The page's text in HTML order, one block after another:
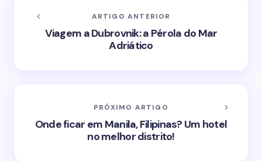
ARTIGO ANTERIOR
Viagem a Dubrovnik: a Pérola do Mar
Adriático
PRÓXIMO ARTIGO
Onde ficar em Manila, Filipinas? Um hotel
no melhor distrito!